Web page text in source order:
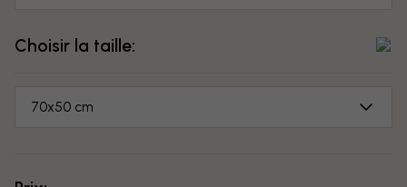
Choisir la taille:
70x50 cm